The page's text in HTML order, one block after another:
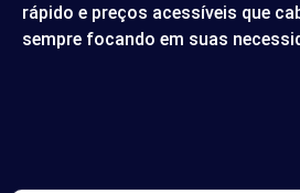
rápido e preços acessíveis que
sempre focando em suas